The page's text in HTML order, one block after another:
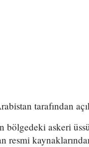
tarafından
bölgedeki askeri
resmi